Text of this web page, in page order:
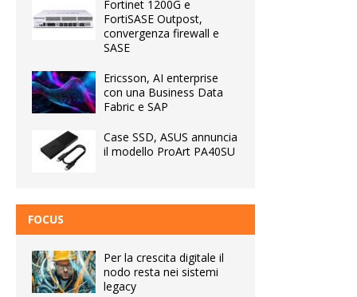
Fortinet 1200G e
FortiSASE Outpost,
convergenza firewall e
SASE
Ericsson, AI enterprise
con una Business Data
Fabric e SAP
Case SSD, ASUS annuncia
il modello ProArt PA40SU
FOCUS
Per la crescita digitale il
nodo resta nei sistemi
legacy